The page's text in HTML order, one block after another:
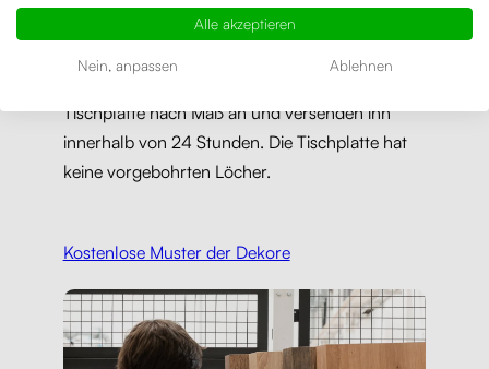
Tischplatte mit einer Breitevon 180 bis 240 cm
Tischplatte nach Maß an und versenden ihn
innerhalb von 24 Stunden. Die Tischplatte hat
keine vorgebohrten Löcher.
Kostenlose Muster der Dekore
Alle akzeptieren
Nein, anpassen Ablehnen